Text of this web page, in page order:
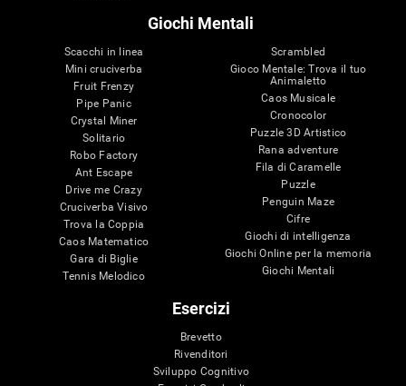
Giochi Mentali
Scacchi in linea
Mini cruciverba
Fruit Frenzy
Pipe Panic
Crystal Miner
Solitario
Robo Factory
Ant Escape
Drive me Crazy
Cruciverba Visivo
Trova la Coppia
Caos Matematico
Gara di Biglie
Tennis Melodico
Scrambled
Gioco Mentale: Trova il tuo
Animaletto
Caos Musicale
Cronocolor
Puzzle 3D Artistico
Rana adventure
Fila di Caramelle
Puzzle
Penguin Maze
Cifre
Giochi di intelligenza
Giochi Online per la memoria
Giochi Mentali
Esercizi
Brevetto
Rivenditori
Sviluppo Cognitivo